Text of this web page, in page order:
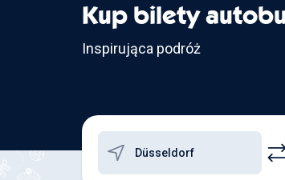
Kup bilety
Inspirująca podróż